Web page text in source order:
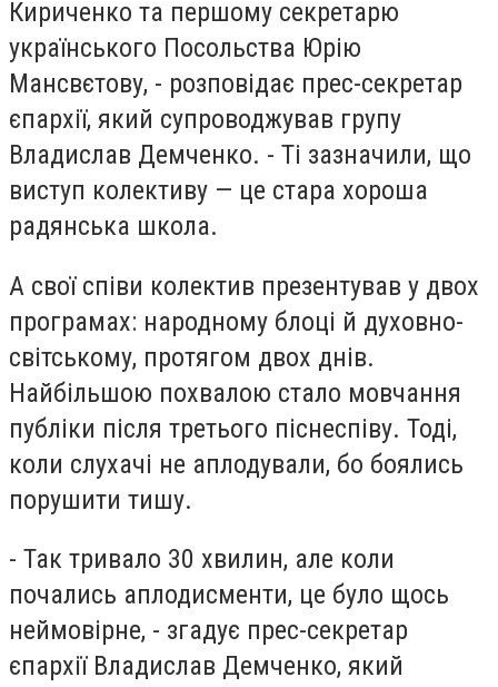
Кириченко та першому секретарю
українського Посольства Юрію
Мансвєтову, - розповідає прес-секретар
єпархії, який супроводжував групу
Владислав Демченко. - Ті зазначили, що
виступ колективу — це стара хороша
радянська школа.
А свої співи колектив презентував у двох
програмах: народному блоці й духовно-
світському, протягом двох днів.
Найбільшою похвалою стало мовчання
публіки після третього піснеспіву. Тоді,
коли слухачі не аплодували, бо боялись
порушити тишу.
- Так тривало 30 хвилин, але коли
почались аплодисменти, це було щось
неймовірне, - згадує прес-секретар
єпархії Владислав Демченко, який